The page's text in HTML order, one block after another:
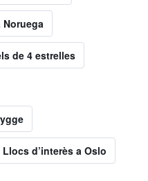
Noruega
de 4 estrelles
Llocs d’interès a Oslo